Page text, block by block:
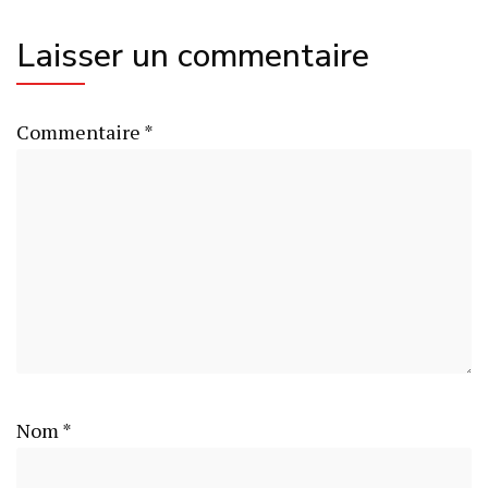
Laisser un commentaire
Commentaire *
Nom *